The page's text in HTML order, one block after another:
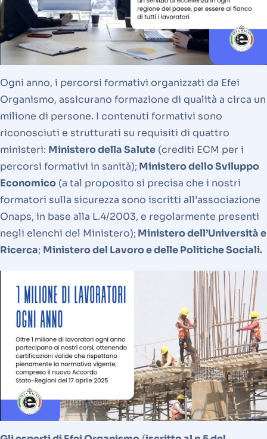
Ogni anno, i percorsi formativi organizzati da Efei
Organismo, assicurano formazione di qualità a circa un
milione di persone. I contenuti formativi sono
riconosciuti e strutturati su requisiti di quattro
ministeri: Ministero della Salute (crediti ECM per i
percorsi formativi in sanità); Ministero dello Sviluppo
Economico (a tal proposito si precisa che i nostri
formatori sulla sicurezza sono iscritti all’associazione
Onaps, in base alla L.4/2003, e regolarmente presenti
negli elenchi del Ministero); Ministero dell’Università e
Ricerca; Ministero del Lavoro e delle Politiche Sociali.